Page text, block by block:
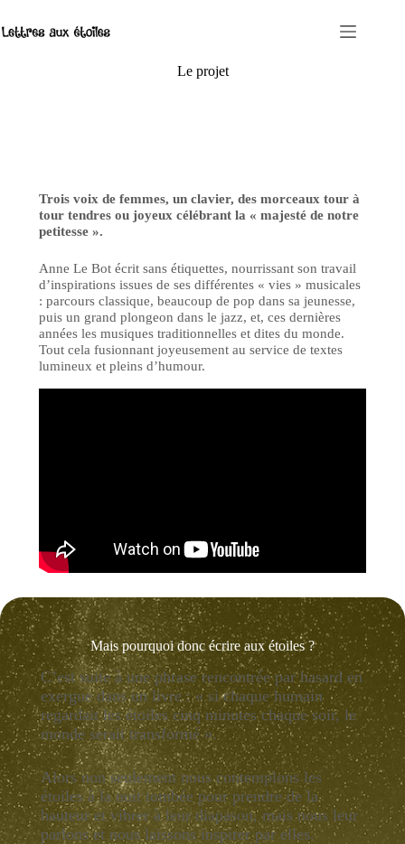
au
contenu
Le projet
Trois voix de femmes, un clavier, des morceaux tour à
tour tendres ou joyeux célébrant la « majesté de notre
petitesse ».
Anne Le Bot écrit sans étiquettes, nourrissant son travail
d’inspirations issues de ses différentes « vies » musicales
: parcours classique, beaucoup de pop dans sa jeunesse,
puis un grand plongeon dans le jazz, et, ces dernières
années les musiques traditionnelles et dites du monde.
Tout cela fusionnant joyeusement au service de textes
lumineux et pleins d’humour.
Mais pourquoi donc écrire aux étoiles ?
C’est suite à une phrase rencontrée par hasard en
exergue dans un livre : « si chaque humain
regardait les étoiles cinq minutes chaque soir, le
monde serait transformé ».
Alors non seulement nous contemplons les
étoiles à la nuit tombée pour prendre de la
hauteur et vibrer à leur diapason, mais nous leur
parlons et nous laissons inspirer par elles.